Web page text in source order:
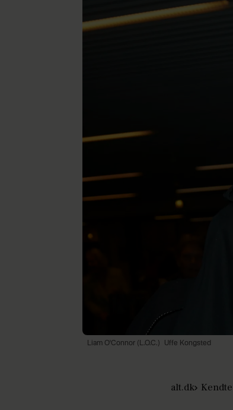
Liam O'Connor (L.O.C.) Uffe Kongsted
alt.dk Kendte